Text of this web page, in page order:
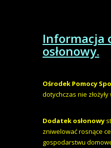
Informacja
osłonowy.
Ośrodek Pomocy
dotychczas nie
Dodatek osłonowy
zniwelować rosnące
gospodarstwu